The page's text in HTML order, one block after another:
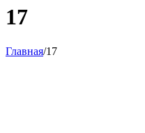
17
Главная/17